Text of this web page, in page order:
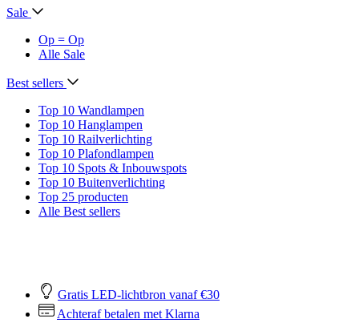
Sale
Op = Op
Alle Sale
Best sellers
Top 10 Wandlampen
Top 10 Hanglampen
Top 10 Railverlichting
Top 10 Plafondlampen
Top 10 Spots & Inbouwspots
Top 10 Buitenverlichting
Top 25 producten
Alle Best sellers
Gratis LED-lichtbron vanaf €30
Achteraf betalen met Klarna